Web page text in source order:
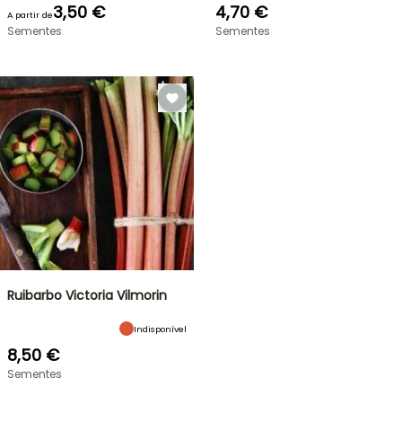
A partir de3,50 €
Sementes
4,70 €
Sementes
Ruibarbo Victoria Vilmorin
Indisponível
8,50 €
Sementes